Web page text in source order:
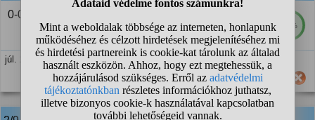
54%
0-0 lesz
júl. 2. 12:21
Hasznos számodra ez a válasz?